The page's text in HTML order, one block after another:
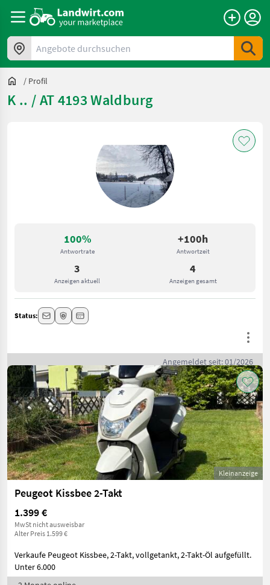
Angebote durchsuchen
/ Profil
K .. / AT 4193 Waldburg
100%
Antwortrate
+100h
Antwortzeit
3
Anzeigen aktuell
4
Anzeigen gesamt
Status:
Angemeldet seit: 01/2026
Kleinanzeige
Peugeot Kissbee 2-Takt
1.399 €
MwSt nicht ausweisbar
Alter Preis 1.599 €
Verkaufe Peugeot Kissbee, 2-Takt, vollgetankt, 2-Takt-Öl aufgefüllt.
Unter 6.000